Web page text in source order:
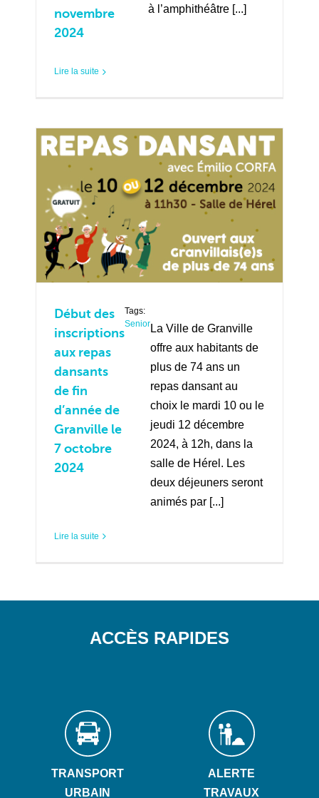
novembre
2024
à l’amphithéâtre [...]
Lire la suite
Début des
inscriptions
aux repas
dansants
de fin
d’année de
Granville le
7 octobre
2024
Tags:
Senior La Ville de Granville
offre aux habitants de
plus de 74 ans un
repas dansant au
choix le mardi 10 ou le
jeudi 12 décembre
2024, à 12h, dans la
salle de Hérel. Les
deux déjeuners seront
animés par [...]
Lire la suite
ACCÈS RAPIDES
TRANSPORT
URBAIN
ALERTE
TRAVAUX